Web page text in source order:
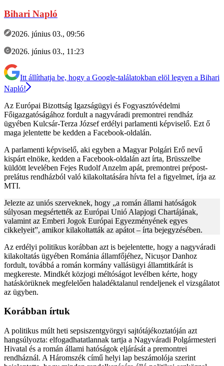
Bihari Napló
2026. június 03., 09:56
2026. június 03., 11:23
Itt állíthatja be, hogy a Google-találatokban elöl legyen a Bihari
Napló!
Az Európai Bizottság Igazságügyi és Fogyasztóvédelmi
Főigazgatóságához fordult a nagyváradi premontrei rendház
ügyében Kulcsár-Terza József erdélyi parlamenti képviselő. Ezt ő
maga jelentette be kedden a Facebook-oldalán.
A parlamenti képviselő, aki egyben a Magyar Polgári Erő nevű
kispárt elnöke, kedden a Facebook-oldalán azt írta, Brüsszelbe
küldött levelében Fejes Rudolf Anzelm apát, premontrei prépost-
prelátus rendházból való kilakoltatására hívta fel a figyelmet, írja az
MTI.
Jelezte az uniós szerveknek, hogy „a román állami hatóságok
súlyosan megsértették az Európai Unió Alapjogi Chartájának,
valamint az Emberi Jogok Európai Egyezményének egyes
cikkelyeit”, amikor kilakoltatták az apátot – írta bejegyzésében.
Az erdélyi politikus korábban azt is bejelentette, hogy a nagyváradi
kilakoltatás ügyében Románia államfőjéhez, Nicușor Danhoz
fordult, továbbá a román kormány vallásügyi államtitkárát is
megkereste. Mindkét közjogi méltóságot levélben kérte, hogy
hatáskörüknek megfelelően haladéktalanul rendeljenek el vizsgálatot
az ügyben.
Korábban írtuk
A politikus múlt heti sepsiszentgyörgyi sajtótájékoztatóján azt
hangsúlyozta: elfogadhatatlannak tartja a Nagyváradi Polgármesteri
Hivatal és a román állami hatóságok eljárását a premontrei
rendháznál. A Háromszék című helyi lap beszámolója szerint